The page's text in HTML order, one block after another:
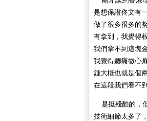
是想保證佟文有
做了很多很多的
有拿到，我覺得
我們拿不到這塊
我覺得聽痛徹心
鍾大概也就是個
在這段我們看不
是挺殘酷的，
技術細節太多了